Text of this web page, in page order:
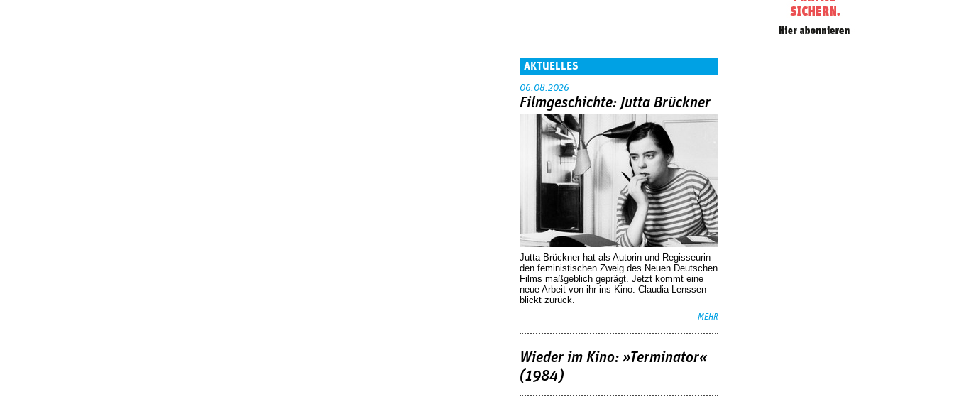
AKTUELLES
06.08.2026
Filmgeschichte: Jutta Brückner
Jutta Brückner hat als Autorin und Regisseurin
den feministischen Zweig des Neuen Deutschen
Films maßgeblich geprägt. Jetzt kommt eine
neue Arbeit von ihr ins Kino. Claudia Lenssen
blickt zurück.
MEHR
Wieder im Kino: »Terminator«
(1984)